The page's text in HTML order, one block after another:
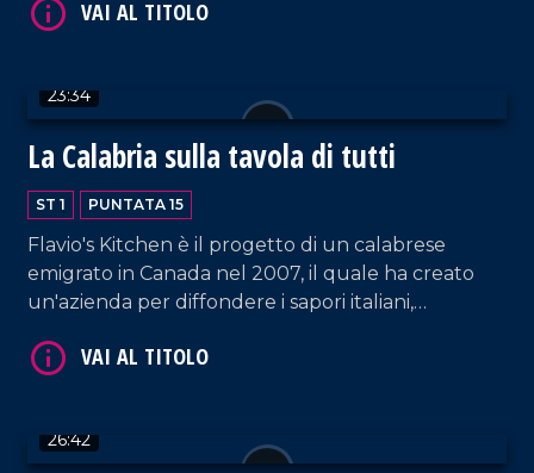
tavola è sempre presente nelle case dei calabresi.
23:34
La Calabria sulla tavola di tutti
ST 1 PUNTATA 15
Flavio's Kitchen è il progetto di un calabrese
emigrato in Canada nel 2007, il quale ha creato
un'azienda per diffondere i sapori italiani,
Paolo Marra racconta questa storia con risate,
26:42
VAI AL TITOLO
VAI AL TITOLO